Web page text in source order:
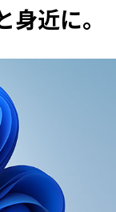
近に。